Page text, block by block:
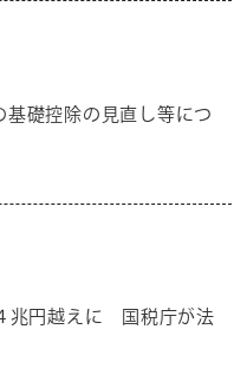
礎控除の見直し等につ
兆円越えに 国税庁が法